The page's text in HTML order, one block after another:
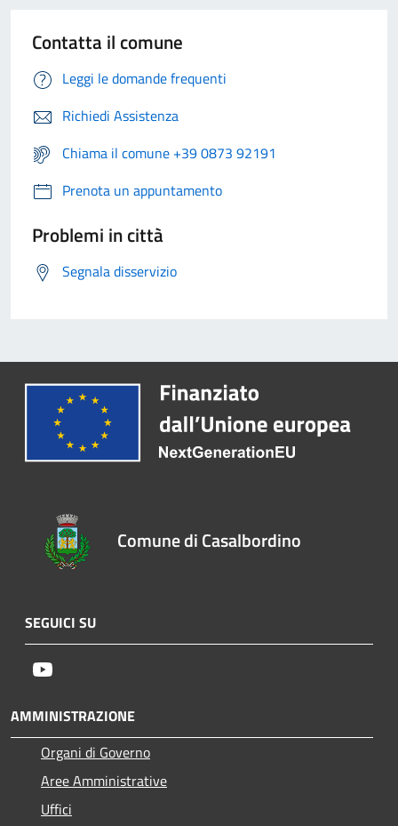
Contatta il comune
Leggi le domande frequenti
Richiedi Assistenza
Chiama il comune +39 0873 92191
Prenota un appuntamento
Problemi in città
Segnala disservizio
Comune di Casalbordino
SEGUICI SU
AMMINISTRAZIONE
Organi di Governo
Aree Amministrative
Uffici